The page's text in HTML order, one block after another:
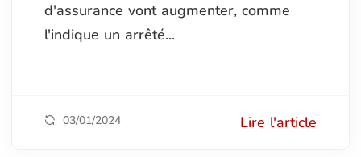
d'assurance vont augmenter, comme
l'indique un arrêté...
03/01/2024 Lire l'article